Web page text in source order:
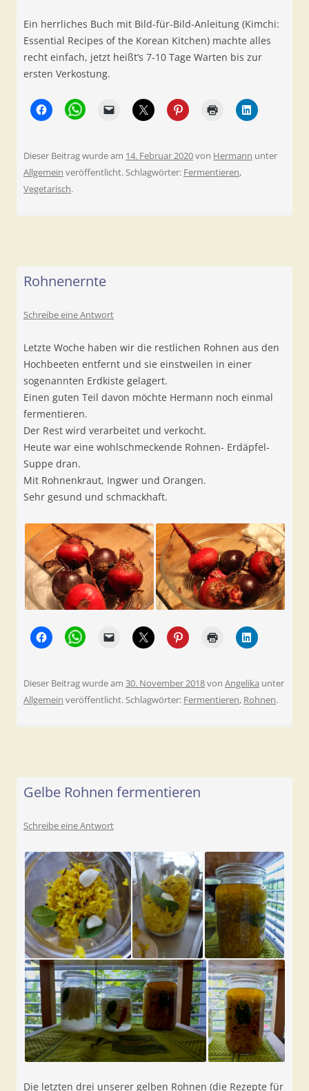
Ein herrliches Buch mit Bild-für-Bild-Anleitung (Kimchi:
Essential Recipes of the Korean Kitchen) machte alles
recht einfach, jetzt heißt’s 7-10 Tage Warten bis zur
ersten Verkostung.
Dieser Beitrag wurde am 14. Februar 2020von Hermann unter
Allgemein veröffentlicht. Schlagwörter: Fermentieren,
Vegetarisch.
Rohnenernte
Schreibe eine Antwort
Letzte Woche haben wir die restlichen Rohnen aus den
Hochbeeten entfernt und sie einstweilen in einer
sogenannten Erdkiste gelagert.
Einen guten Teil davon möchte Hermann noch einmal
fermentieren.
Der Rest wird verarbeitet und verkocht.
Heute war eine wohlschmeckende Rohnen- Erdäpfel-
Suppe dran.
Mit Rohnenkraut, Ingwer und Orangen.
Sehr gesund und schmackhaft.
Dieser Beitrag wurde am 30. November 2018von Angelika unter
Allgemein veröffentlicht. Schlagwörter: Fermentieren, Rohnen.
Gelbe Rohnen fermentieren
Schreibe eine Antwort
Die letzten drei unserer gelben Rohnen (die Rezepte für